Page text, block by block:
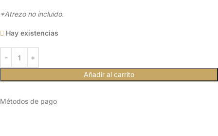
*Atrezo no incluido.
Hay existencias
Añadir al carrito
Métodos de pago